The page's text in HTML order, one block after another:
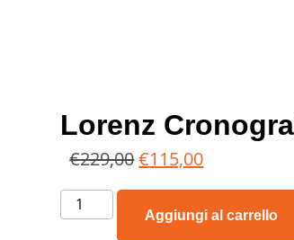
Lorenz
€229,00€115,00
Aggiungi al carrello